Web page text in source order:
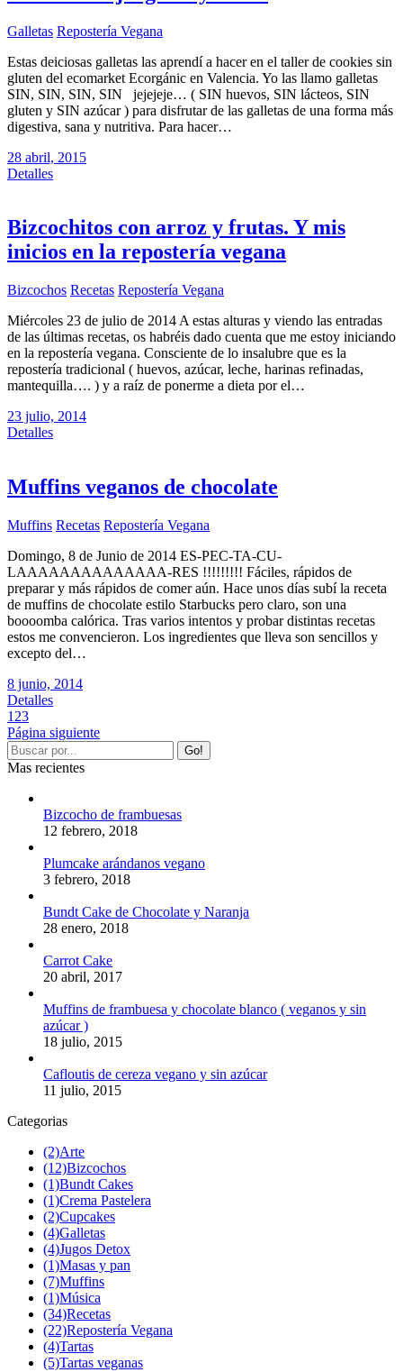
Galletas Repostería Vegana
Estas deiciosas galletas las aprendí a hacer en el taller de cookies sin
gluten del ecomarket Ecorgánic en Valencia. Yo las llamo galletas
SIN, SIN, SIN, SIN jejejeje… ( SIN huevos, SIN lácteos, SIN
gluten y SIN azúcar ) para disfrutar de las galletas de una forma más
digestiva, sana y nutritiva. Para hacer…
28 abril, 2015
Detalles
Bizcochitos con arroz y frutas. Y mis
inicios en la repostería vegana
Bizcochos Recetas Repostería Vegana
Miércoles 23 de julio de 2014 A estas alturas y viendo las entradas
de las últimas recetas, os habréis dado cuenta que me estoy iniciando
en la repostería vegana. Consciente de lo insalubre que es la
repostería tradicional ( huevos, azúcar, leche, harinas refinadas,
mantequilla…. ) y a raíz de ponerme a dieta por el…
23 julio, 2014
Detalles
Muffins veganos de chocolate
Muffins Recetas Repostería Vegana
Domingo, 8 de Junio de 2014 ES-PEC-TA-CU-
LAAAAAAAAAAAAAA-RES !!!!!!!!! Fáciles, rápidos de
preparar y más rápidos de comer aún. Hace unos días subí la receta
de muffins de chocolate estilo Starbucks pero claro, son una
boooomba calórica. Tras varios intentos y probar distintas recetas
estos me convencieron. Los ingredientes que lleva son sencillos y
excepto del…
8 junio, 2014
Detalles
1 23
Página siguiente
Mas recientes
Bizcocho de frambuesas
12 febrero, 2018
Plumcake arándanos vegano
3 febrero, 2018
Bundt Cake de Chocolate y Naranja
28 enero, 2018
Carrot Cake
20 abril, 2017
Muffins de frambuesa y chocolate blanco ( veganos y sin
azúcar )
18 julio, 2015
Cafloutis de cereza vegano y sin azúcar
11 julio, 2015
Categorias
(2)Arte
(12)Bizcochos
(1)Bundt Cakes
(1)Crema Pastelera
(2)Cupcakes
(4)Galletas
(4)Jugos Detox
(1)Masas y pan
(7)Muffins
(1)Música
(34)Recetas
(22)Repostería Vegana
(4)Tartas
(5)Tartas veganas